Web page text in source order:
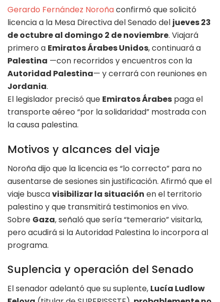
Gerardo Fernández Noroñaconfirmó que solicitó
licencia a la Mesa Directiva del Senado del jueves 23
de octubre al domingo 2 de noviembre. Viajará
primero a Emiratos Árabes Unidos, continuará a
Palestina —con recorridos y encuentros con la
Autoridad Palestina— y cerrará con reuniones en
Jordania.
El legislador precisó que Emiratos Árabes paga el
transporte aéreo “por la solidaridad” mostrada con
la causa palestina.
Motivos y alcances del viaje
Noroña dijo que la licencia es “lo correcto” para no
ausentarse de sesiones sin justificación. Afirmó que el
viaje buscavisibilizar la situación en el territorio
palestino y que transmitirá testimonios en vivo.
Sobre Gaza, señaló que sería “temerario” visitarla,
pero acudirá si la Autoridad Palestina lo incorpora al
programa.
Suplencia y operación del Senado
El senador adelantó que su suplente, Lucía Ludlow